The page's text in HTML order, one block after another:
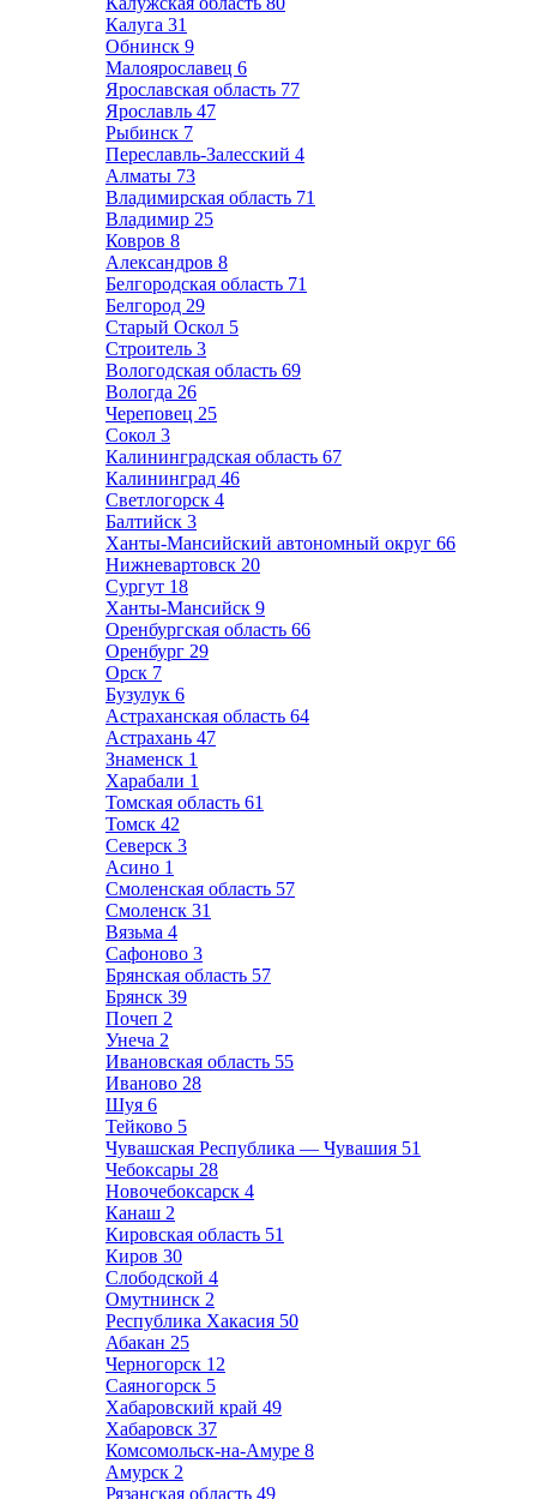
Калуга 31
Обнинск 9
Малоярославец 6
Ярославская область 77
Ярославль 47
Рыбинск 7
Переславль-Залесский 4
Алматы 73
Владимирская область 71
Владимир 25
Ковров 8
Александров 8
Белгородская область 71
Белгород 29
Старый Оскол 5
Строитель 3
Вологодская область 69
Вологда 26
Череповец 25
Сокол 3
Калининградская область 67
Калининград 46
Светлогорск 4
Балтийск 3
Ханты-Мансийский автономный округ 66
Нижневартовск 20
Сургут 18
Ханты-Мансийск 9
Оренбургская область 66
Оренбург 29
Орск 7
Бузулук 6
Астраханская область 64
Астрахань 47
Знаменск 1
Харабали 1
Томская область 61
Томск 42
Северск 3
Асино 1
Смоленская область 57
Смоленск 31
Вязьма 4
Сафоново 3
Брянская область 57
Брянск 39
Почеп 2
Унеча 2
Ивановская область 55
Иваново 28
Шуя 6
Тейково 5
Чувашская Республика — Чувашия 51
Чебоксары 28
Новочебоксарск 4
Канаш 2
Кировская область 51
Киров 30
Слободской 4
Омутнинск 2
Республика Хакасия 50
Абакан 25
Черногорск 12
Саяногорск 5
Хабаровский край 49
Хабаровск 37
Комсомольск-на-Амуре 8
Амурск 2
Рязанская область 49